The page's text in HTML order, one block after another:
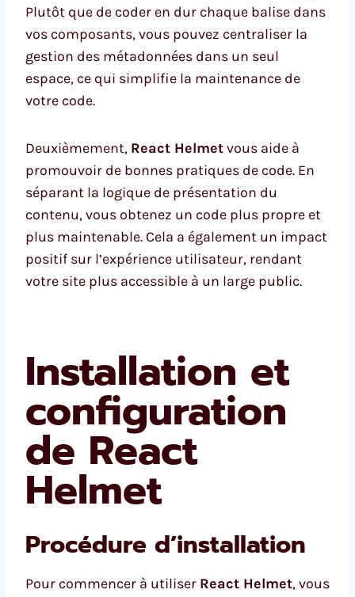
Plutôt que de coder en dur chaque balise dans
vos composants, vous pouvez centraliser la
gestion des métadonnées dans un seul
espace, ce qui simplifie la maintenance de
votre code.
Deuxièmement, React Helmetvous aide à
promouvoir de bonnes pratiques de code. En
séparant la logique de présentation du
contenu, vous obtenez un code plus propre et
plus maintenable. Cela a également un impact
positif sur l’expérience utilisateur, rendant
votre site plus accessible à un large public.
Installation et
configuration
de React
Helmet
Procédure d’installation
Pour commencer à utiliser React Helmet, vous